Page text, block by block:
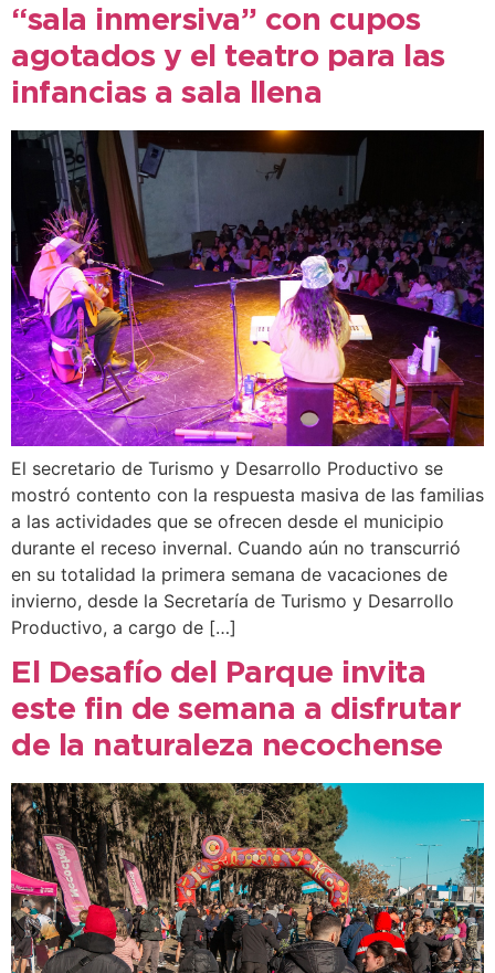
“sala inmersiva” con cupos
agotados y el teatro para las
infancias a sala llena
El secretario de Turismo y Desarrollo Productivo se
mostró contento con la respuesta masiva de las familias
a las actividades que se ofrecen desde el municipio
durante el receso invernal. Cuando aún no transcurrió
en su totalidad la primera semana de vacaciones de
invierno, desde la Secretaría de Turismo y Desarrollo
Productivo, a cargo de […]
El Desafío del Parque invita
este fin de semana a disfrutar
de la naturaleza necochense